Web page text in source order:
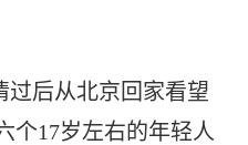
过后从北京回家看望
个17岁左右的年轻人